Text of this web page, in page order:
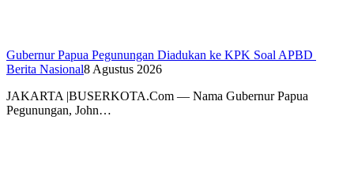
Gubernur Papua Pegunungan Diadukan ke KPK Soal APBD
Berita Nasional8 Agustus 2026
JAKARTA |BUSERKOTA.Com — Nama Gubernur Papua
Pegunungan, John…